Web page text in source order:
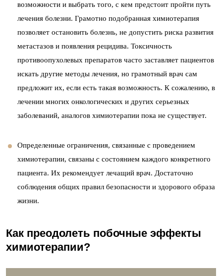
возможности и выбрать того, с кем предстоит пройти путь
лечения болезни. Грамотно подобранная химиотерапия
позволяет остановить болезнь, не допустить риска развития
метастазов и появления рецидива. Токсичность
противоопухолевых препаратов часто заставляет пациентов
искать другие методы лечения, но грамотный врач сам
предложит их, если есть такая возможность. К сожалению, в
лечении многих онкологических и других серьезных
заболеваний, аналогов химиотерапии пока не существует.
Определенные ограничения, связанные с проведением
химиотерапии, связаны с состоянием каждого конкретного
пациента. Их рекомендует лечащий врач. Достаточно
соблюдения общих правил безопасности и здорового образа
жизни.
Как преодолеть побочные эффекты
химиотерапии?